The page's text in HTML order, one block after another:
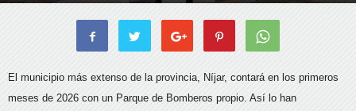
El municipio más extenso de la provincia, Níjar, contará en los primeros
meses de 2026 con un Parque de Bomberos propio. Así lo han